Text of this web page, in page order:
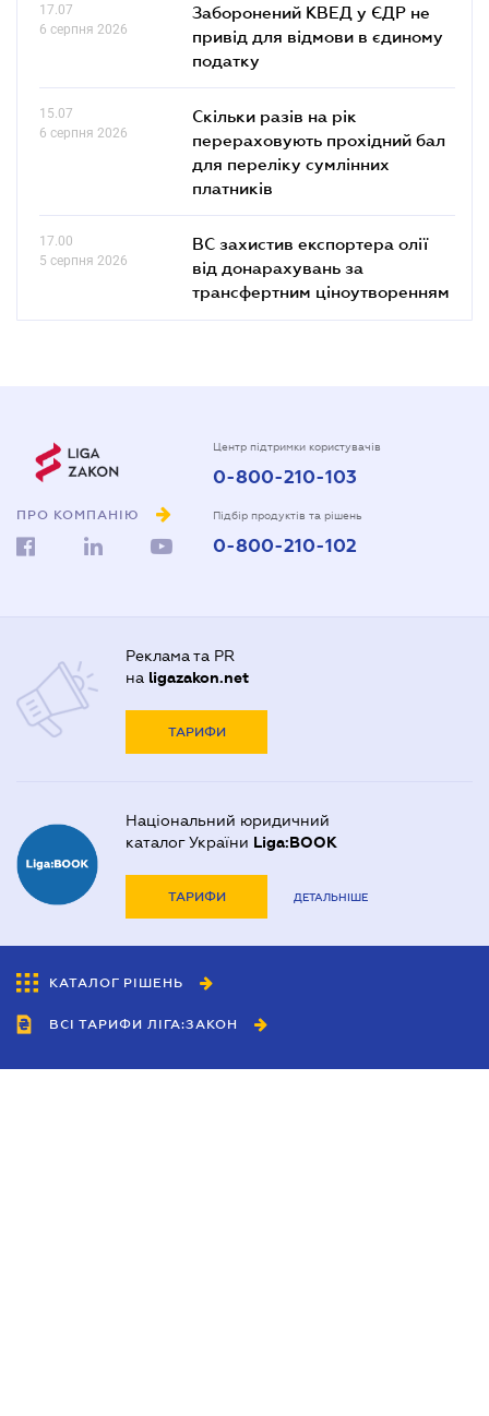
17.07
6 серпня 2026
Заборонений КВЕД у ЄДР не
привід для відмови в єдиному
податку
15.07
6 серпня 2026
Скільки разів на рік
перераховують прохідний бал
для переліку сумлінних
платників
17.00
5 серпня 2026
ВС захистив експортера олії
від донарахувань за
трансфертним ціноутворенням
ПРО КОМПАНІЮ
Центр підтримки користувачів
0-800-210-103
Підбір продуктів та рішень
0-800-210-102
Реклама та PR
на ligazakon.net
ТАРИФИ
Національний юридичний
каталог України Liga:BOOK
ТАРИФИ ДЕТАЛЬНІШЕ
КАТАЛОГ РІШЕНЬ
ВСІ ТАРИФИ ЛІГА:ЗАКОН